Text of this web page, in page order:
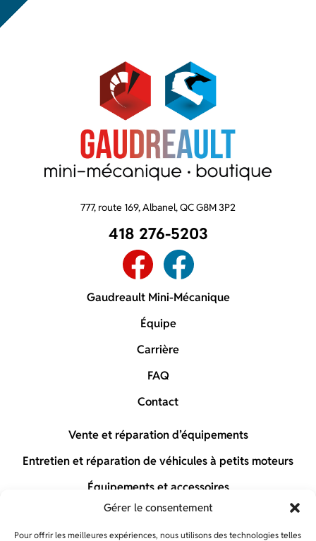
Gérer le consentement
Pour offrir les meilleures expériences, nous utilisons des technologies telles
777, route 169, Albanel, QC G8M 3P2
418 276-5203
Gaudreault Mini-Mécanique
Équipe
Carrière
FAQ
Contact
Vente et réparation d’équipements
Entretien et réparation de véhicules à petits moteurs
Équipements et accessoires
Gaudreault Boutique